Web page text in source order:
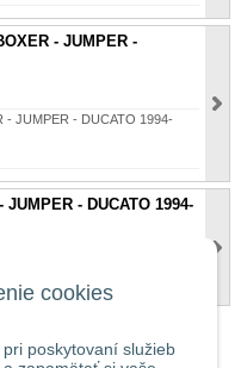
cookies
poskytovaní služieb
- JUMPER -
- JUMPER - DUCATO 1994-
- DUCATO 1994-